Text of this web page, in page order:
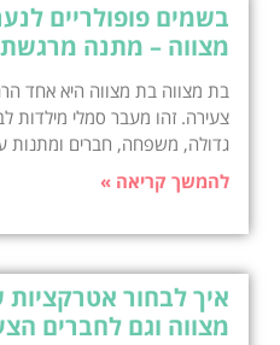
בשמים פופולריים
מצווה – מתנה
בת מצווה בת מצווה היא אחד
צעירה. זהו מעבר סמלי מילדות
גדולה, משפחה, חברים
להמשך קריאה »
איך לבחור
מצווה וגם לחברים